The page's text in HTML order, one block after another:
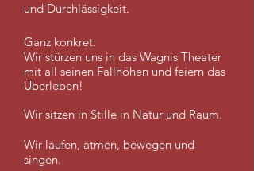
und Durchlässigkeit.
Ganz konkret:
Wir stürzen uns in das Wagnis Theater
mit all seinen Fallhöhen und feiern das
Überleben!
Wir sitzen in Stille in Natur und Raum.
Wir laufen, atmen, bewegen und
singen.